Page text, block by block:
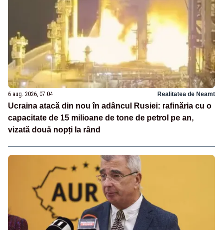
6 aug. 2026, 07:04 Realitatea de Neamt
Ucraina atacă din nou în adâncul Rusiei: rafinăria cu o
capacitate de 15 milioane de tone de petrol pe an,
vizată două nopți la rând